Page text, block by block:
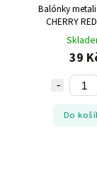
Balónky
CHERRY
39
Do